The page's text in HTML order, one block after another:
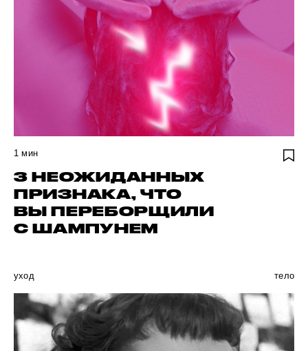
1 мин
3 НЕОЖИДАННЫХ
ПРИЗНАКА, ЧТО
ВЫ ПЕРЕБОРЩИЛИ
С ШАМПУНЕМ
уход тело